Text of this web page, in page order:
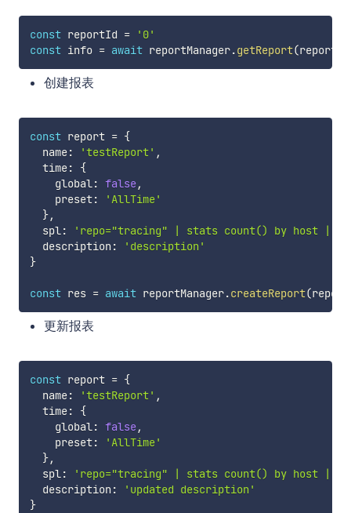
const reportId =
'0'
const info = await reportManager.getReport(reportId
创建报表
const report = {
  name
: 'testReport' ,
  time
:
{
    global
: false,
    preset
:
'AllTime'
},
  spl
:
'repo="tracing" | stats count() by host |
  description
:
'description'
}
const res = await reportManager.createReport(report
更新报表
const report = {
  name
: 'testReport' ,
  time
:
{
    global
: false,
    preset
:
'AllTime'
},
  spl
:
'repo="tracing" | stats count() by host |
  description
:
'updated description'
}